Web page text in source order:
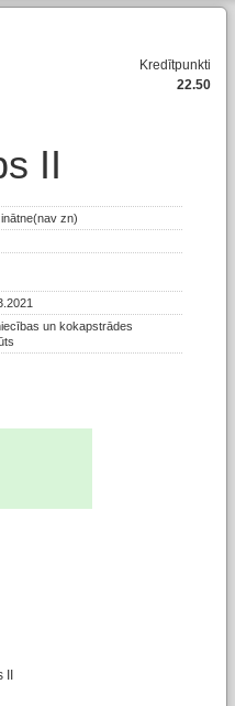
Kredītpunkti
22.50
II
zn)
un kokapstrādes